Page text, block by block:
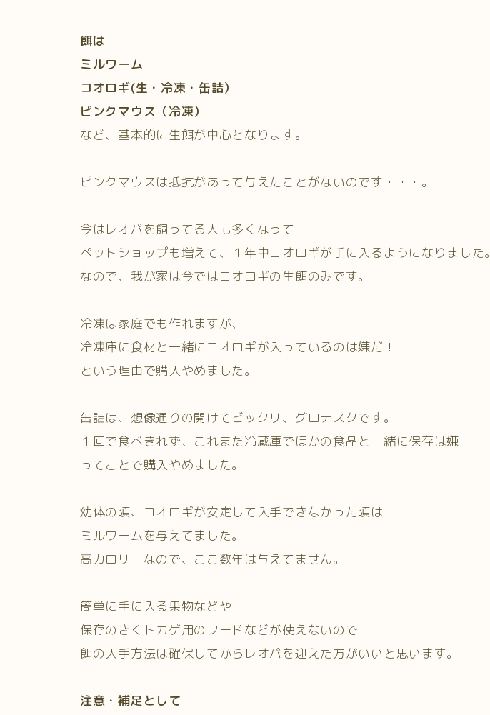
餌は
ミルワーム
コオロギ(生・冷凍・缶詰）
ピンクマウス（冷凍）
など、基本的に生餌が中心となります。
ピンクマウスは抵抗があって与えたことがないのです・・・。
今はレオパを飼ってる人も多くなって
ペットショップも増えて、１年中コオロギが手に入るようになりました。
なので、我が家は今ではコオロギの生餌のみです。
冷凍は家庭でも作れますが、
冷凍庫に食材と一緒にコオロギが入っているのは嫌だ！
という理由で購入やめました。
缶詰は、想像通りの開けてビックリ、グロテスクです。
１回で食べきれず、これまた冷蔵庫でほかの食品と一緒に保存は嫌!
ってことで購入やめました。
幼体の頃、コオロギが安定して入手できなかった頃は
ミルワームを与えてました。
高カロリーなので、ここ数年は与えてません。
簡単に手に入る果物などや
保存のきくトカゲ用のフードなどが使えないので
餌の入手方法は確保してからレオパを迎えた方がいいと思います。
注意・補足として